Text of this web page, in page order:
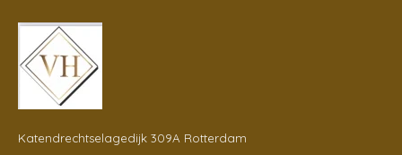
Katendrechtselagedijk 309A Rotterdam